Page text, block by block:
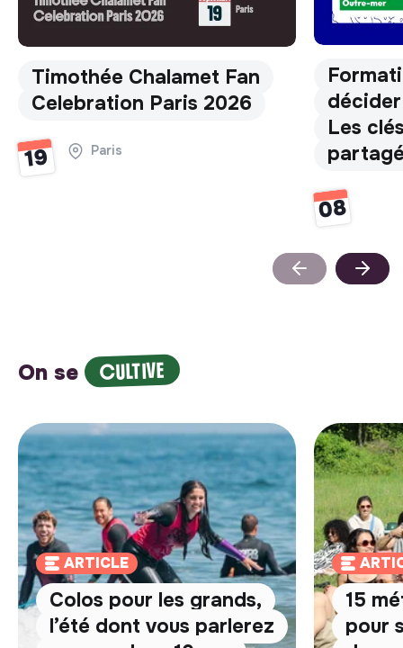
Timothée Chalamet Fan
Celebration Paris 2026
19 Paris
Les
08
On se CULTIVE
ARTICLE
Colos pour les grands,
l’été dont vous parlerez
15
pour